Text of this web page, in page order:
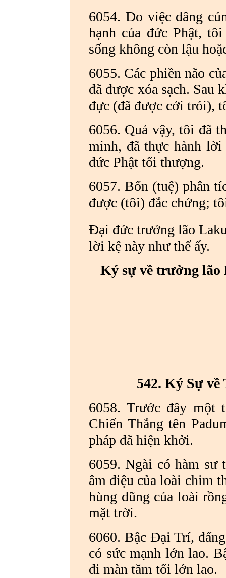
6054. Do việc dâng
hạnh của đức Phật,
sống không còn lậu
6055. Các phiền não
đã được xóa sạch. Sau
đực (đã được cởi trói),
6056. Quả vậy, tôi đã
minh, đã thực hành
đức Phật tối thượng.
6057. Bốn (tuệ) phân
được (tôi) đắc chứng;
Đại đức trưởng lão
lời kệ này như thế ấy.
Ký sự về trưởng
542. Ký Sự
6058. Trước đây một
Chiến Thắng tên
pháp đã hiện khởi.
6059. Ngài có hàm sư
âm điệu của loài chim
hùng dũng của loài
mặt trời.
6060. Bậc Đại Trí,
có sức mạnh lớn lao.
đi màn tăm tối lớn lao.